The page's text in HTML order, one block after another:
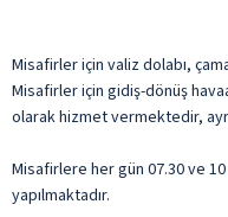
Misafirler için valiz dolabı,
Misafirler için gidiş-dönüş
olarak hizmet vermektedir,
Misafirlere her gün 07.30 ve
yapılmaktadır.